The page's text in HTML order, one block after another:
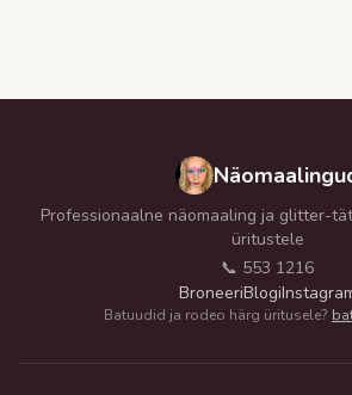
Professionaalne näomaaling ja glitter-
üritustele
📞 553 1216
BroneeriBlogi
Batuudid ja rodeo härg üritusele?